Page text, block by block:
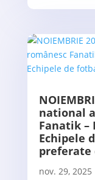
national
Fanatik –
Echipele
preferate
nov. 29, 2025